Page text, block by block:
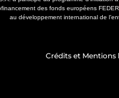
des fonds européens
au développement international de
Crédits et Mentions